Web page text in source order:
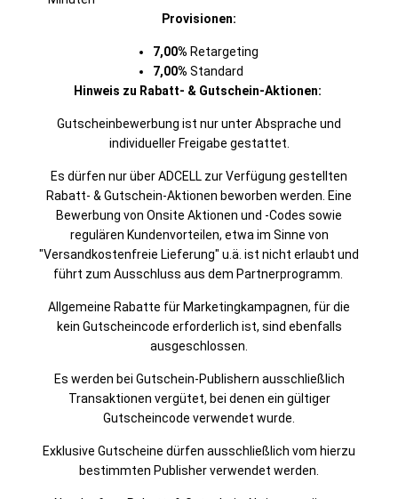
Provisionen:
7,00% Retargeting
7,00% Standard
Hinweis zu Rabatt- & Gutschein-Aktionen:
Gutscheinbewerbung ist nur unter Absprache und
individueller Freigabe gestattet.
Es dürfen nur über ADCELL zur Verfügung gestellten
Rabatt- & Gutschein-Aktionen beworben werden. Eine
Bewerbung von Onsite Aktionen und -Codes sowie
regulären Kundenvorteilen, etwa im Sinne von
"Versandkostenfreie Lieferung" u.ä. ist nicht erlaubt und
führt zum Ausschluss aus dem Partnerprogramm.
Allgemeine Rabatte für Marketingkampagnen, für die
kein Gutscheincode erforderlich ist, sind ebenfalls
ausgeschlossen.
Es werden bei Gutschein-Publishern ausschließlich
Transaktionen vergütet, bei denen ein gültiger
Gutscheincode verwendet wurde.
Exklusive Gutscheine dürfen ausschließlich vom hierzu
bestimmten Publisher verwendet werden.